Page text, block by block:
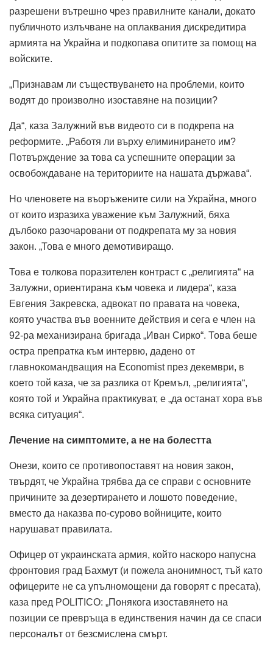
разрешени вътрешно чрез правилните канали, докато
публичното излъчване на оплаквания дискредитира
армията на Украйна и подкопава опитите за помощ на
войските.
„Признавам ли съществуването на проблеми, които
водят до произволно изоставяне на позиции?
Да“, каза Залужний във видеото си в подкрепа на
реформите. „Работя ли върху елиминирането им?
Потвърждение за това са успешните операции за
освобождаване на териториите на нашата държава“.
Но членовете на въоръжените сили на Украйна, много
от които изразиха уважение към Залужний, бяха
дълбоко разочаровани от подкрепата му за новия
закон. „Това е много демотивиращо.
Това е толкова поразителен контраст с „религията“ на
Залужни, ориентирана към човека и лидера“, каза
Евгения Закревска, адвокат по правата на човека,
която участва във военните действия и сега е член на
92-ра механизирана бригада „Иван Сирко“. Това беше
остра препратка към интервю, дадено от
главнокомандващия на Economist през декември, в
което той каза, че за разлика от Кремъл, „религията“,
която той и Украйна практикуват, е „да останат хора във
всяка ситуация“.
Лечение на симптомите, а не на болестта
Онези, които се противопоставят на новия закон,
твърдят, че Украйна трябва да се справи с основните
причините за дезертирането и лошото поведение,
вместо да наказва по-сурово войниците, които
нарушават правилата.
Офицер от украинската армия, който наскоро напусна
фронтовия град Бахмут (и пожела анонимност, тъй като
офицерите не са упълномощени да говорят с пресата),
каза пред POLITICO: „Понякога изоставянето на
позиции се превръща в единствения начин да се спаси
персоналът от безсмислена смърт.